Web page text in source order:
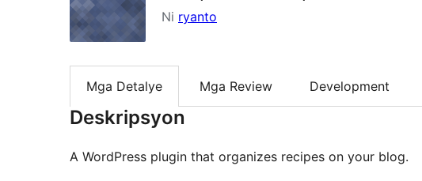
Ni ryanto
Mga Detalye Mga Review Development
Deskripsyon
A WordPress plugin that organizes recipes on your blog.